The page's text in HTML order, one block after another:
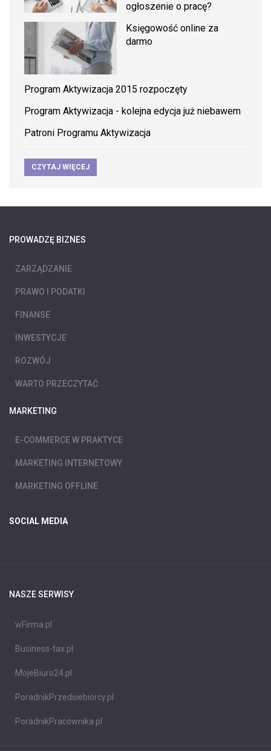
ogłoszenie o pracę?
Księgowość online za
darmo
Program Aktywizacja 2015 rozpoczęty
Program Aktywizacja - kolejna edycja już niebawem
Patroni Programu Aktywizacja
CZYTAJ WIĘCEJ
PROWADZĘ BIZNES
ZARZĄDZANIE
PRAWO I PODATKI
FINANSE
INWESTYCJE
ROZWÓJ
WARTO PRZECZYTAĆ
MARKETING
E-COMMERCE W PRAKTYCE
MARKETING INTERNETOWY
MARKETING OFFLINE
SOCIAL MEDIA
NASZE SERWISY
wFirma.pl
Business-tax.pl
MojeBiuro24.pl
PoradnikPrzedsiebiorcy.pl
PoradnikPracownika.pl